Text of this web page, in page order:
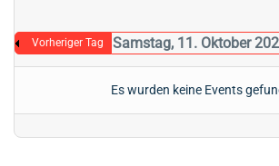
Vorheriger Tag Samstag, 11. Oktober
Es wurden keine Events